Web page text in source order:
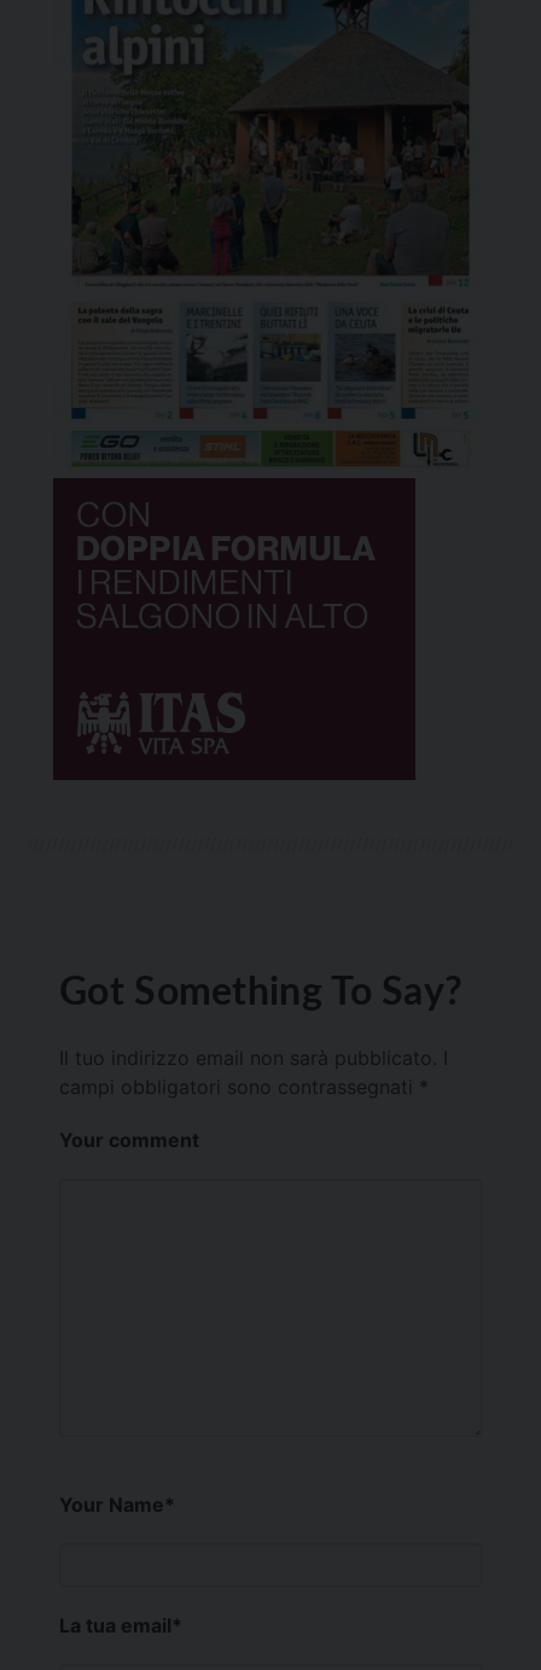
Got Something To Say?
Il tuo indirizzo email non sarà pubblicato.
campi obbligatori sono contrassegnati *
Your comment
Your Name*
La tua email*